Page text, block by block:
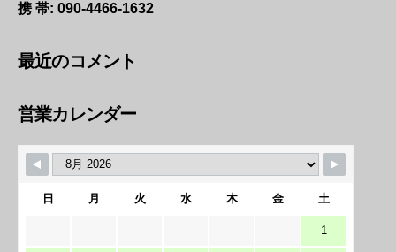
携 帯: 090-4466-1632
最近のコメント
営業カレンダー
日 月 火 水 木 金 土
1